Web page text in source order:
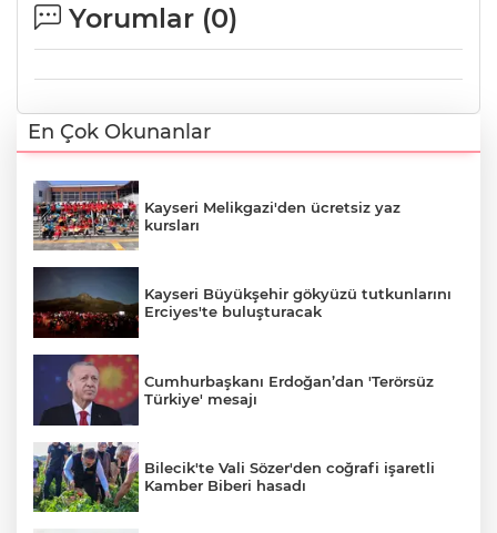
Yorumlar (0)
En Çok Okunanlar
Kayseri Melikgazi'den ücretsiz yaz
kursları
Kayseri Büyükşehir gökyüzü tutkunlarını
Erciyes'te buluşturacak
Cumhurbaşkanı Erdoğan’dan 'Terörsüz
Türkiye' mesajı
Bilecik'te Vali Sözer'den coğrafi işaretli
Kamber Biberi hasadı